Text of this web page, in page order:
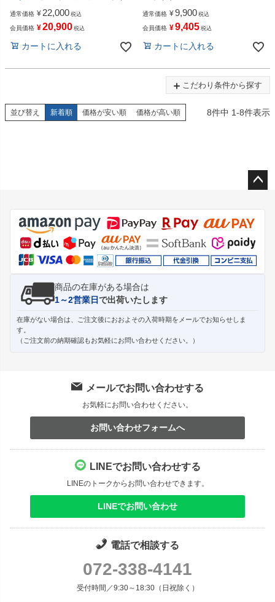
通常価格 ¥ 22,000 税込
会員価格 ¥20,900 税込
カートに入れる
通常価格 ¥9,900 税込
会員価格 ¥9,405 税込
カートに入れる
こだわり条件から探す
並び替え 新着順 価格が安い順 価格が高い順 8件中 1-8件表示
ジト
ップ
へ
商品の在庫がある場合は
1～2営業日で出荷いたします
在庫がない場合は、ご注文後におおよその入荷時期をメールでお知らせしま
す。
（ご注文前の納期確認もお気軽にお問い合わせください。）
メールでお問い合わせする
お気軽にお問い合わせください。
お問い合わせフォームへ
LINEでお問い合わせする
LINEのトークからお問い合わせできます。
LINEでお問い合わせ
電話で相談する
072-338-4141
受付時間／9:30～18:30（日祝除く）